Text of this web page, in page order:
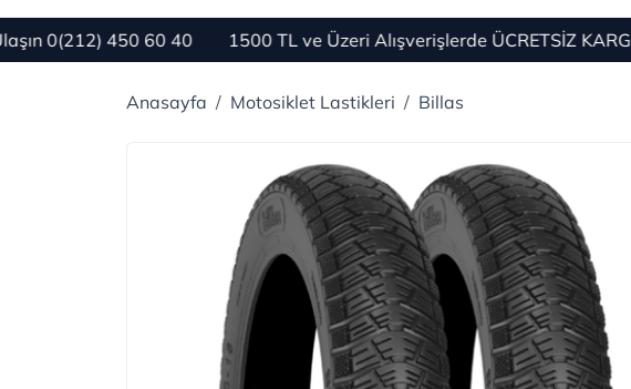
450 60 40 1500 TL ve Üzeri Alışverişlerde ÜCRETSİZ KARGO
Anasayfa Motosiklet Lastikleri Billas